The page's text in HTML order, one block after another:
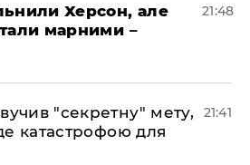
Херсон, але
марними –
21:48
"секретну" мету,
катастрофою для
21:41